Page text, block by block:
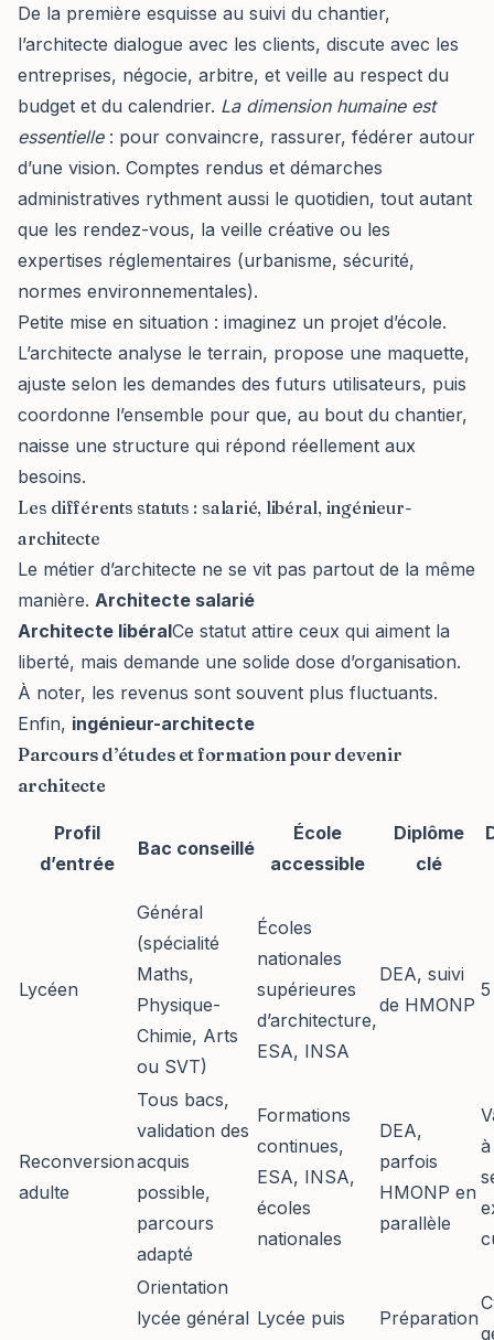
De la première esquisse au suivi du chantier,
l’architecte dialogue avec les clients, discute avec les
entreprises, négocie, arbitre, et veille au respect du
budget et du calendrier. La dimension humaine est
essentielle: pour convaincre, rassurer, fédérer autour
d’une vision. Comptes rendus et démarches
administratives rythment aussi le quotidien, tout autant
que les rendez-vous, la veille créative ou les
expertises réglementaires (urbanisme, sécurité,
normes environnementales).
Petite mise en situation : imaginez un projet d’école.
L’architecte analyse le terrain, propose une maquette,
ajuste selon les demandes des futurs utilisateurs, puis
coordonne l’ensemble pour que, au bout du chantier,
naisse une structure qui répond réellement aux
besoins.
Les différents statuts : salarié, libéral, ingénieur-
architecte
Le métier d’architecte ne se vit pas partout de la même
manière. Architecte salarié
Architecte libéralCe statut attire ceux qui aiment la
liberté, mais demande une solide dose d’organisation.
À noter, les revenus sont souvent plus fluctuants.
Enfin, ingénieur-architecte
Parcours d’études et formation pour devenir
architecte
Profil
d’entrée
Bac conseillé
École
accessible
Diplôme
clé
Lycéen
Général
(spécialité
Maths,
Physique-
Chimie, Arts
ou SVT)
Écoles
nationales
supérieures
d’architecture,
ESA, INSA
DEA, suivi
de HMONP
Reconversion
adulte
Tous bacs,
validation des
acquis
possible,
parcours
adapté
Formations
continues,
ESA, INSA,
écoles
nationales
DEA,
parfois
HMONP en
parallèle
Orientation
lycée général Lycée puis
Préparation